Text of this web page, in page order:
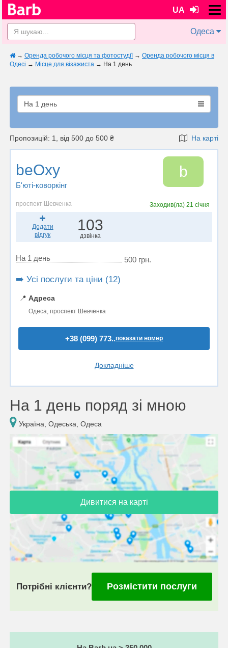
UA
Одеса
→ Оренда робочого місця та фотостудії → Оренда робочого місця в
Одесі → Місце для візажиста → На 1 день
На 1 день
Пропозицій: 1, від 500 до 500 ₴ На карті
beOxy
Б'юті-коворкінг
b
проспект Шевченка Заходив(ла) 21 січня
Додати
відгук
103
дзвінка
На 1 день 500 грн.
➡️ Усі послуги та ціни (12)
📍 Адреса
Одеса, проспект Шевченка
+38 (099) 773..показати номер
Докладніше
На 1 день поряд зі мною
Україна, Одеська, Одеса
Дивитися на карті
Потрібні клієнти? Розмістити послуги